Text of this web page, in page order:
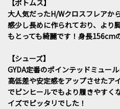
【ボトムス】
大人気だったH/Wクロスフレアか
感少し長めに作られており、より
もとっても綺麗です！身長156cm
【シューズ】
GYDA定番のポインテッドミュー
高低差や安定感をアップさせたア
でピンヒールでもより履きやすく
イズでピッタリでした！